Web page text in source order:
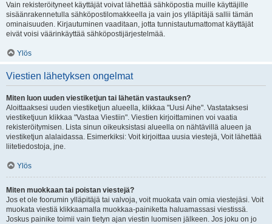
Vain rekisteröityneet käyttäjät voivat lähettää sähköpostia muille käyttäjille
sisäänrakennetulla sähköpostilomakkeella ja vain jos ylläpitäjä sallii tämän
ominaisuuden. Kirjautuminen vaaditaan, jotta tunnistautumattomat käyttäjät
eivät voisi väärinkäyttää sähköpostijärjestelmää.
Ylös
Viestien lähetyksen ongelmat
Miten luon uuden viestiketjun tai lähetän vastauksen?
Aloittaaksesi uuden viestiketjun alueella, klikkaa "Uusi Aihe". Vastataksesi
viestiketjuun klikkaa "Vastaa Viestiin". Viestien kirjoittaminen voi vaatia
rekisteröitymisen. Lista sinun oikeuksistasi alueella on nähtävillä alueen ja
viestiketjun alalaidassa. Esimerkiksi: Voit kirjoittaa uusia viestejä, Voit lähettää
liitetiedostoja, jne.
Ylös
Miten muokkaan tai poistan viestejä?
Jos et ole foorumin ylläpitäjä tai valvoja, voit muokata vain omia viestejäsi. Voit
muokata viestiä klikkaamalla muokkaa-painiketta haluamassasi viestissä.
Joskus painike toimii vain tietyn ajan viestin luomisen jälkeen. Jos joku on jo